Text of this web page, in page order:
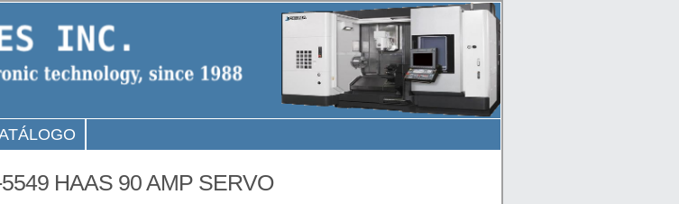
HAAS 90 AMP SERVO